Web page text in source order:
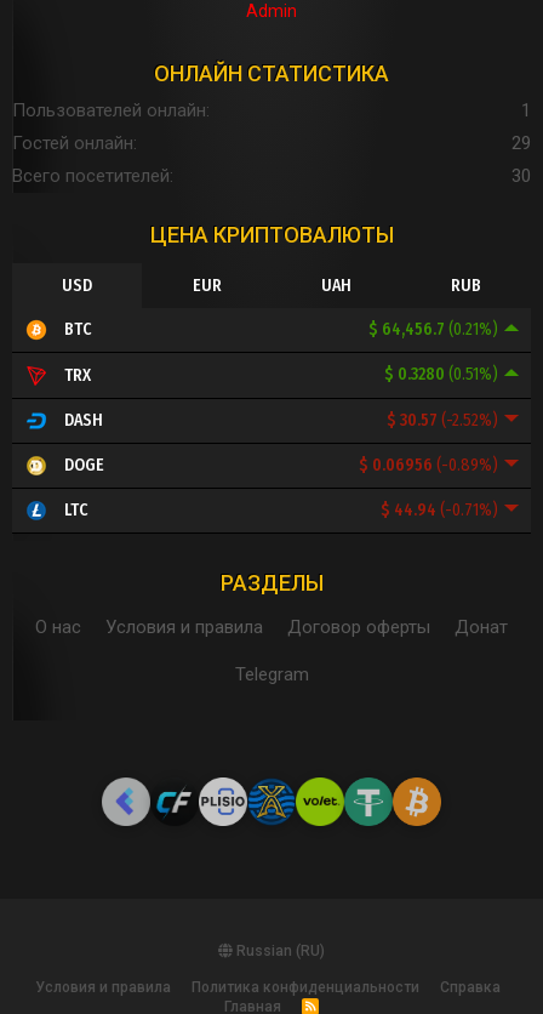
Admin
ОНЛАЙН СТАТИСТИКА
Пользователей онлайн
1
Гостей онлайн
29
Всего посетителей
30
ЦЕНА КРИПТОВАЛЮТЫ
USD EUR UAH RUB
$ 64,456.7 (0.21%)
BTC
$ 0.3280 (0.51%)
TRX
$ 30.57 (-2.52%)
DASH
$ 0.06956 (-0.89%)
DOGE
$ 44.94 (-0.71%)
LTC
РАЗДЕЛЫ
О нас Условия и правила Договор оферты Донат
Telegram
Russian (RU)
Условия и правила Политика конфиденциальности
Справка
Главная
R